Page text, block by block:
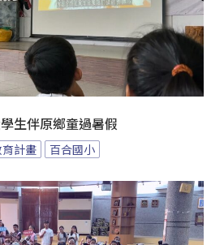
生伴原鄉童過暑假
計畫 百合國小